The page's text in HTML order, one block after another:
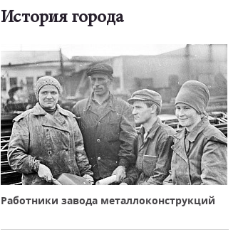
История города
Работники завода металлоконструкций